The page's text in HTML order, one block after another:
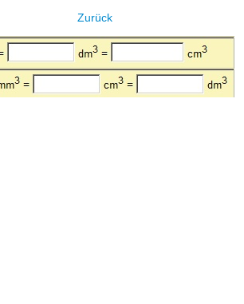
Zurück